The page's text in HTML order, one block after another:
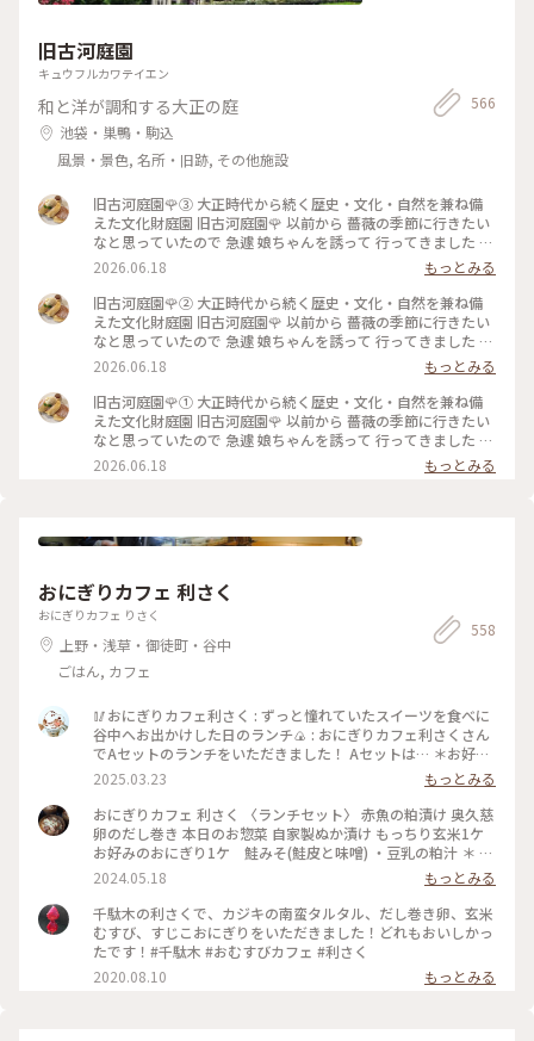
旧古河庭園
キュウフルカワテイエン
和と洋が調和する大正の庭
池袋・巣鴨・駒込
風景・景色, 名所・旧跡, その他施設
566
旧古河庭園🌹③ 大正時代から続く歴史・文化・自然を兼ね備
えた文化財庭園⁡ 旧古河庭園🌹 以前から 薔薇の季節に行きたい
なと思っていたので 急遽 娘ちゃんを誘って 行ってきました 先
日の花ファンタジアで また出遅れてしまい まだ薔薇に未練が
あったので🥹 ⁡ やはり見頃は過ぎてしまっていましたが この広
さで 本当にたくさんの種類の薔薇が咲いていて 素敵な庭園で
した✨️ ⁡ 次に行く時は 今回 時間がなくて寄れなかった 洋館の喫
茶室で ゆっくりお茶をしたいです☕️🫖 ⁡ 2026.5.25 📸 ⁡ #旧古河
2026.06.18
もっとみる
旧古河庭園🌹② 大正時代から続く歴史・文化・自然を兼ね備
えた文化財庭園⁡ 旧古河庭園🌹 以前から 薔薇の季節に行きたい
なと思っていたので 急遽 娘ちゃんを誘って 行ってきました 先
日の花ファンタジアで また出遅れてしまい まだ薔薇に未練が
あったので🥹 ⁡ やはり見頃は過ぎてしまっていましたが この広
さで 本当にたくさんの種類の薔薇が咲いていて 素敵な庭園で
した✨️ ⁡ 次に行く時は 今回 時間がなくて寄れなかった 洋館の喫
茶室で ゆっくりお茶をしたいです☕️🫖 ⁡ 2026.5.25 📸 ⁡ #旧古河
2026.06.18
もっとみる
旧古河庭園🌹① 大正時代から続く歴史・文化・自然を兼ね備
えた文化財庭園⁡ 旧古河庭園🌹 以前から 薔薇の季節に行きたい
なと思っていたので 急遽 娘ちゃんを誘って 行ってきました 先
日の花ファンタジアで また出遅れてしまい まだ薔薇に未練が
あったので🥹 ⁡ やはり見頃は過ぎてしまっていましたが この広
茶室で ゆっくりお茶をしたいです☕️🫖 ⁡ 2026.5.25 📸 ⁡ #旧古河
2026.06.18 もっとみる
おにぎりカフェ 利さく
おにぎりカフェ りさく
上野・浅草・御徒町・谷中
ごはん, カフェ
558
🥢おにぎりカフェ利さく : ずっと憧れていたスイーツを食べに
谷中へお出かけした日のランチ🍙 : おにぎりカフェ利さくさん
でAセットのランチをいただきました！ Aセットは… ＊お好み
のおにぎり2個 ＊お好みのスープ を選べて¥900でした✨ おに
ぎりは30種類ほどあり、注文が入ってから作ってくれるシステ
ムです🍙 とにかく種類が多いので、気になるおにぎりがたく
さん🤤 迷いに迷って、『炙りみそにぎり』と『クリームチーズ
たらこ』を選びました！ おにぎり屋さんのおにぎり…✨ お米
や海苔、塩などの素材、炊き方にもこだわっていてとっても美
味しかったです♡ スープは季節限定の『豆乳の粕汁』を選び
ました！ まろやかで優しい味で美味しかった😌 : スイーツをい
ただく予定があったのでお昼は控えめに。 それでも、意外と
お腹いっぱいになりました🎵 : お店は千駄木駅の近くで行きや
すいです🌟 平日のお休みの日に行きましたが、意外と混んで
いて20分くらい待って座れました。 外国人の方が多かった
2025.03.23
もっとみる
おにぎりカフェ 利さく 〈ランチセット〉 赤魚の粕漬け 奥久慈
卵のだし巻き 本日のお惣菜 自家製ぬか漬け もっちり玄米1ケ
お好みのおにぎり1ケ 鮭みそ(鮭皮と味噌) ・豆乳の粕汁 ＊ お
久しぶりのおにぎりランチ☆ 千駄木駅近くの「おにぎりカフ
ェ 利さく」へ…☆ おにぎりと小鉢いろいろの お得なランチセ
ット☆ お好みのおにぎり1ケには 悩んだ末に鮭みそ(鮭皮と味
噌)を☆ 赤魚の粕漬けやだし巻き 小松菜のお浸し ぬか漬け ど
れもおいしくホッとする味わい☆ 鮭みそのおにぎりも もちろ
んおいしかったですが もっちり玄米がまた たまらなく味わい
深いおいしさ☆☆☆ やっぱり おにぎり屋さんのおにぎりはお
2024.05.18
もっとみる
千駄木の利さくで、カジキの南蛮タルタル、だし巻き卵、玄米
むすび、すじこおにぎりをいただきました！どれもおいしかっ
たです！#千駄木 #おむすびカフェ #利さく
2020.08.10
もっとみる